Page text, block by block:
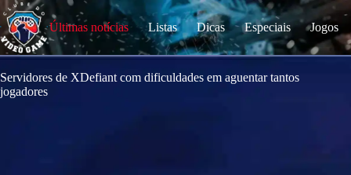
k
i
p
o
c
Últimas notícias Listas Dicas Especiais Jogos
Servidores de XDefiant com dificuldades em aguentar tantos
jogadores